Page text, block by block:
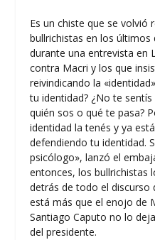
Es un chiste que se volvió
bullrichistas en los últimos
durante una entrevista en
contra Macri y los que
reivindicando la
tu identidad? ¿No te
quién sos o qué te pasa?
identidad la tenés y ya
defendiendo tu identidad.
psicólogo», lanzó el
entonces, los bullrichistas
detrás de todo el discurso
está más que el enojo de
Santiago Caputo no lo
del presidente.